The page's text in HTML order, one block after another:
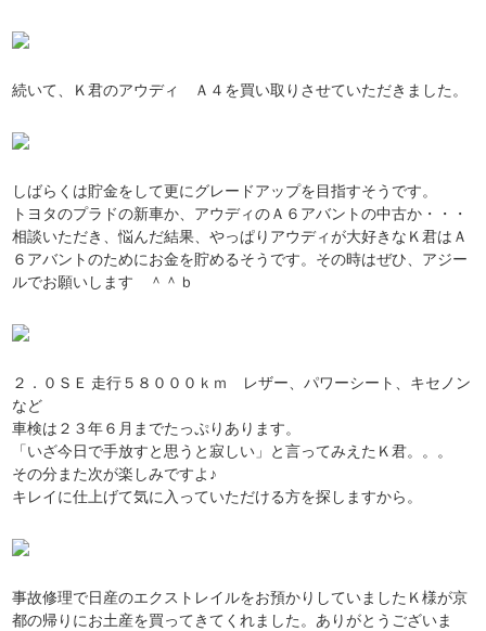
続いて、Ｋ君のアウディ Ａ４を買い取りさせていただきました。
しばらくは貯金をして更にグレードアップを目指すそうです。
トヨタのプラドの新車か、アウディのＡ６アバントの中古か・・・
相談いただき、悩んだ結果、やっぱりアウディが大好きなＫ君はＡ
６アバントのためにお金を貯めるそうです。その時はぜひ、アジー
ルでお願いします ＾＾ｂ
２．０ＳＥ 走行５８０００ｋｍ レザー、パワーシート、キセノン
など
車検は２３年６月までたっぷりあります。
「いざ今日で手放すと思うと寂しい」と言ってみえたＫ君。。。
その分また次が楽しみですよ♪
キレイに仕上げて気に入っていただける方を探しますから。
事故修理で日産のエクストレイルをお預かりしていましたＫ様が京
都の帰りにお土産を買ってきてくれました。ありがとうございま